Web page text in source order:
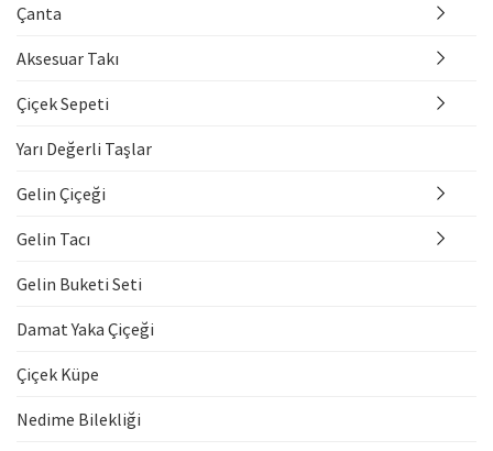
Çanta
Aksesuar Takı
Çiçek Sepeti
Yarı Değerli Taşlar
Gelin Çiçeği
Gelin Tacı
Gelin Buketi Seti
Damat Yaka Çiçeği
Çiçek Küpe
Nedime Bilekliği